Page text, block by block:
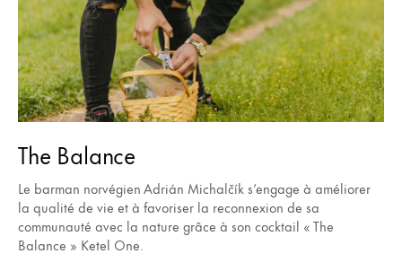
The Balance
Le barman norvégien Adrián Michalčík s’engage à améliorer
la qualité de vie et à favoriser la reconnexion de sa
communauté avec la nature grâce à son cocktail « The
Balance » Ketel One.